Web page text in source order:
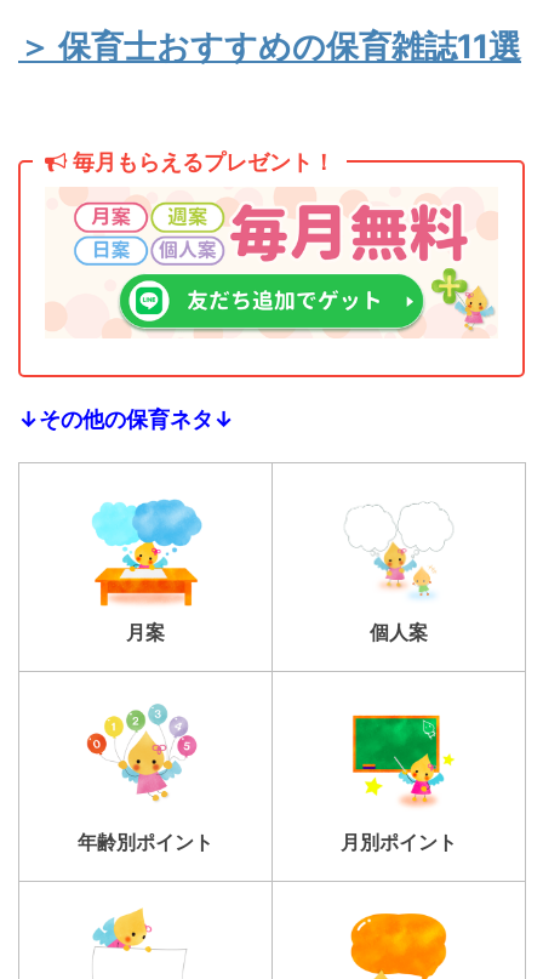
＞ 保育士おすすめの保育雑誌11選
毎月もらえるプレゼント！
↓その他の保育ネタ↓
月案 個人案
年齢別ポイント 月別ポイント